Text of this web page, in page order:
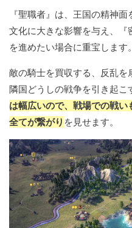
『聖職者』は、王国の精神
文化に大きな影響を与え、
を進めたい場合に重宝します。
敵の騎士を買収する、反乱
隣国どうしの戦争を引き起こ
は幅広いので、戦場での戦
全てが繋がり を見せます。